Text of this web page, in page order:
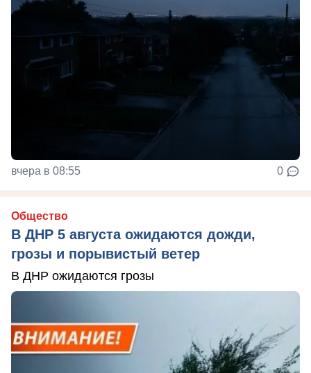
вчера в 08:55 0
Общество
В ДНР 5 августа ожидаются дожди,
грозы и порывистый ветер
В ДНР ожидаются грозы